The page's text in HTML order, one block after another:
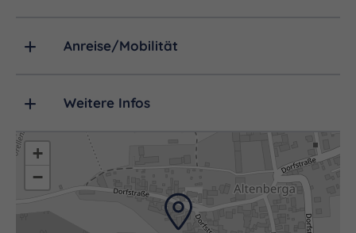
Anreise/Mobilität
Weitere Infos
+
−